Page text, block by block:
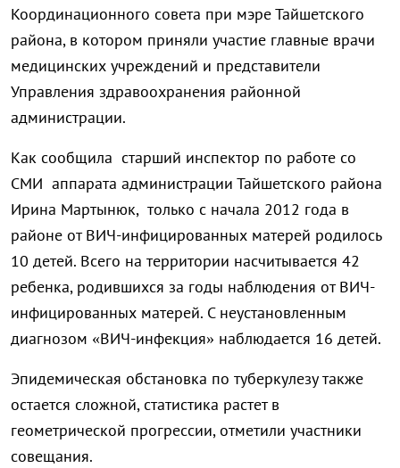
Координационного совета при мэре Тайшетского
района, в котором приняли участие главные врачи
медицинских учреждений и представители
Управления здравоохранения районной
администрации.
Как сообщила старший инспектор по работе со
СМИ аппарата администрации Тайшетского района
Ирина Мартынюк, только с начала 2012 года в
районе от ВИЧ-инфицированных матерей родилось
10 детей. Всего на территории насчитывается 42
ребенка, родившихся за годы наблюдения от ВИЧ-
инфицированных матерей. С неустановленным
диагнозом «ВИЧ-инфекция» наблюдается 16 детей.
Эпидемическая обстановка по туберкулезу также
остается сложной, статистика растет в
геометрической прогрессии, отметили участники
совещания.